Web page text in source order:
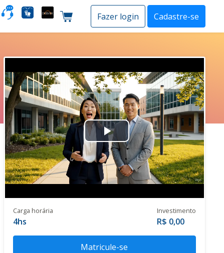
Carrinho de compras
Fazer login Cadastre-se
Play
Video
Carga horária
4hs
Investimento
R$ 0,00
Matricule-se